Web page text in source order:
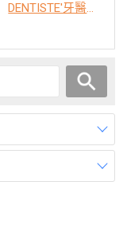
DENTISTE'牙醫選極敏感牙膏、抗蛀牙膏